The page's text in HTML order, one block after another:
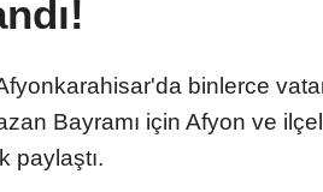
binlerce
Bayramı için Afyon ve
paylaştı.